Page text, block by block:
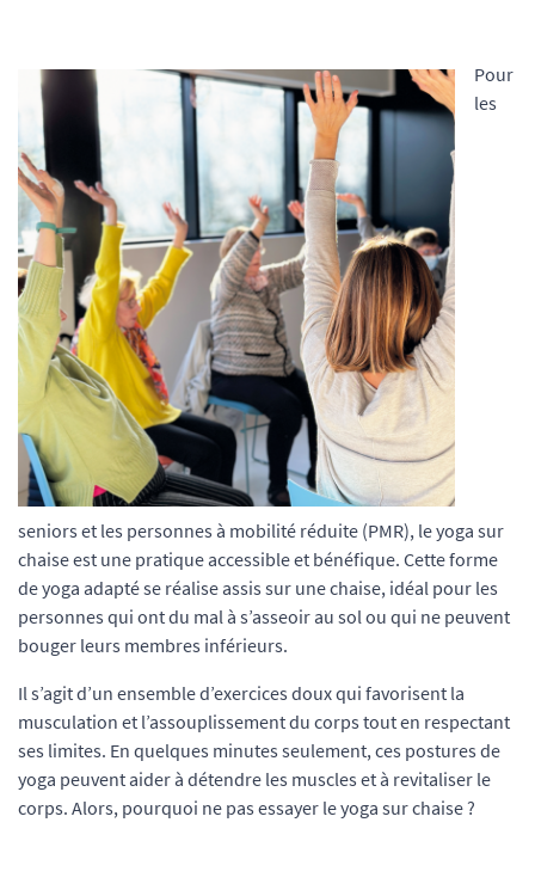
Pour
les
seniors et les personnes à mobilité réduite (PMR), le yoga sur
chaise est une pratique accessible et bénéfique. Cette forme
de yoga adapté se réalise assis sur une chaise, idéal pour les
personnes qui ont du mal à s’asseoir au sol ou qui ne peuvent
bouger leurs membres inférieurs.
Il s’agit d’un ensemble d’exercices doux qui favorisent la
musculation et l’assouplissement du corps tout en respectant
ses limites. En quelques minutes seulement, ces postures de
yoga peuvent aider à détendre les muscles et à revitaliser le
corps. Alors, pourquoi ne pas essayer le yoga sur chaise ?